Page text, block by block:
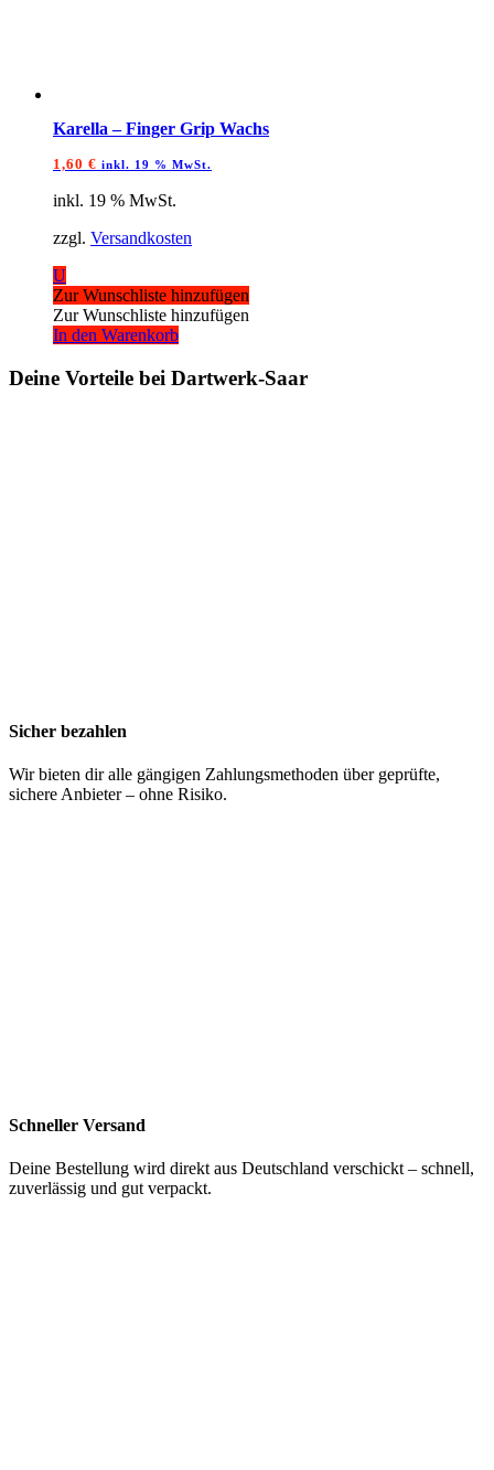
Karella – Finger Grip Wachs
1,60 € inkl. 19 % MwSt.
inkl. 19 % MwSt.
zzgl. Versandkosten
U
Zur Wunschliste hinzufügen
Zur Wunschliste hinzufügen
In den Warenkorb
Deine Vorteile bei Dartwerk-Saar
Sicher bezahlen
Wir bieten dir alle gängigen Zahlungsmethoden über geprüfte,
sichere Anbieter – ohne Risiko.
Schneller Versand
Deine Bestellung wird direkt aus Deutschland verschickt – schnell,
zuverlässig und gut verpackt.